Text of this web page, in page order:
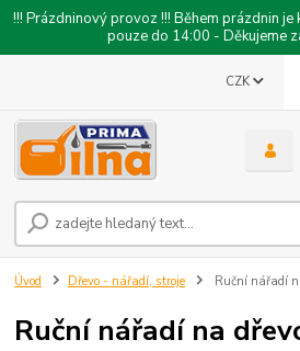
!!! Prázdninový provoz !!! Během prázdnin
pouze do 14:00 - Děkujeme
CZK
Úvod Dřevo - nářadí, stroje Ruční nářadí
Ruční nářadí na